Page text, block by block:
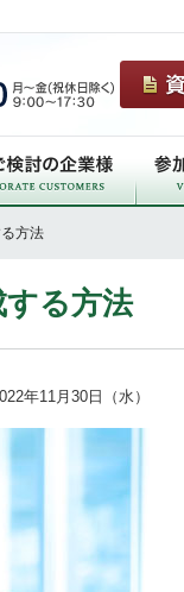
方法
る方法
年11月30日（水）